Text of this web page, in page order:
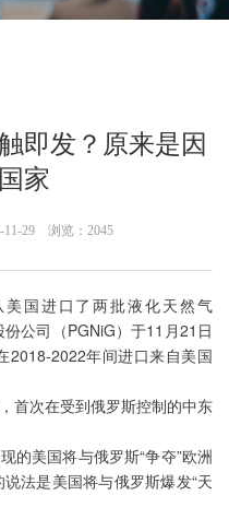
即发？原来是因
家
29 浏览：2045
美国进口了两批液化天然气
份公司（PGNiG）于11月21日
2018-2022年间进口来自美国
首次在受到俄罗斯控制的中东
的美国将与俄罗斯“争夺”欧洲
法是美国将与俄罗斯爆发“天